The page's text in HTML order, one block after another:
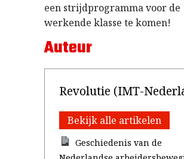
een strijdprogramma voor de
werkende klasse te komen!
Auteur
Revolutie (IMT-
Bekijk alle artikelen
Geschiedenis van de